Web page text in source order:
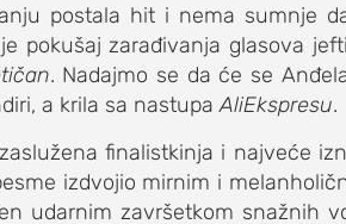
postala hit i nema sumnje
pokušaj zarađivanja glasova
. Nadajmo se da će se
a krila sa nastupaAliEkspresu.
finalistkinja i najveće
izdvojio mirnim i
udarnim završetkom snažnih